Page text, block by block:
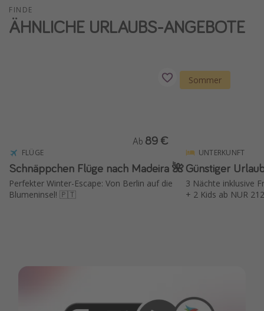
FINDE
ÄHNLICHE URLAUBS-ANGEBOTE
FLÜGE
Schnäppchen Flüge nach Madeira 🌺
Perfekter Winter-Escape: Von Berlin auf die
Blumeninsel! 🇵🇹
Ab 89 €
Sommer
UNTERKUNFT
Günstiger
3 Nächte inklusive
+ 2 Kids ab NUR